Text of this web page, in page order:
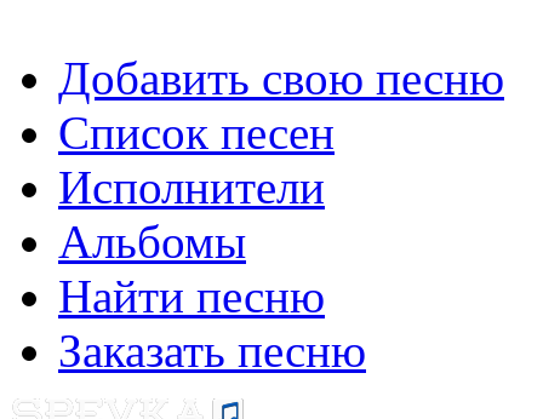
Добавить свою песню
Список песен
Исполнители
Альбомы
Найти песню
Заказать песню